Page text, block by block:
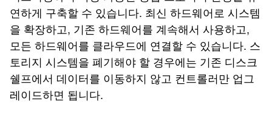
연하게 구축할 수 있습니다. 최신 하드웨어로 시스템
을 확장하고, 기존 하드웨어를 계속해서 사용하고,
모든 하드웨어를 클라우드에 연결할 수 있습니다. 스
토리지 시스템을 폐기해야 할 경우에는 기존 디스크
쉘프에서 데이터를 이동하지 않고 컨트롤러만 업그
레이드하면 됩니다.